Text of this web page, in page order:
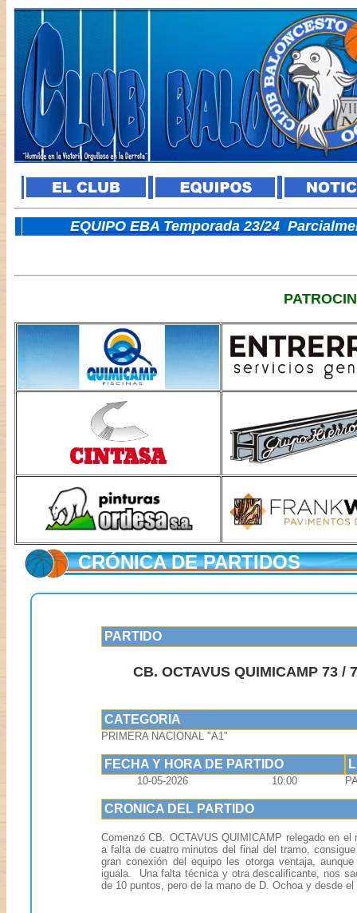
EQUIPO EBA Temporada 23/24
CRÓNICA DE PARTIDOS
PARTIDO
CB. OCTAVUS QUIMICAMP 73 /
CATEGORIA
PRIMERA NACIONAL "A1"
FECHA Y HORA DE PARTIDO
10-05-2026 10:00
CRONICA DEL PARTIDO
Comenzó CB. OCTAVUS QUIMICAMP relegado en
a falta de cuatro minutos del final del tramo,
gran conexión del equipo les otorga ventaja,
iguala. Una falta técnica y otra descalificante, nos
de 10 puntos, pero de la mano de D. Ochoa y desde